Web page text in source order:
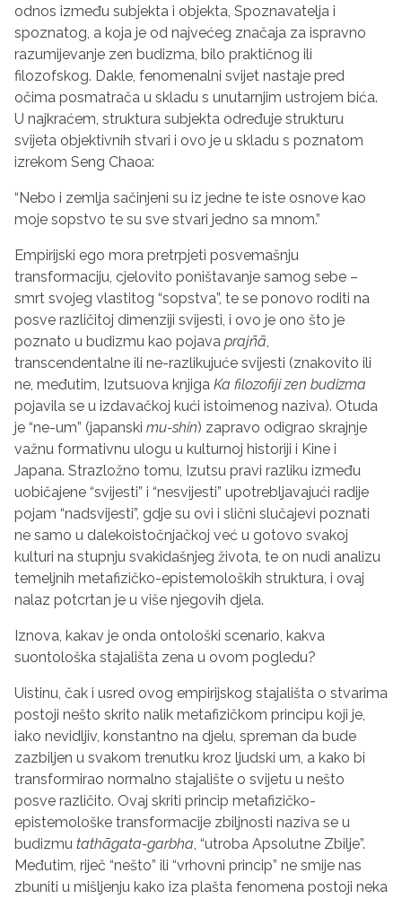
odnos između subjekta i objekta, Spoznavatelja i
spoznatog, a koja je od najvećeg značaja za ispravno
razumijevanje zen budizma, bilo praktičnog ili
filozofskog. Dakle, fenomenalni svijet nastaje pred
očima posmatrača u skladu s unutarnjim ustrojem bića.
U najkraćem, struktura subjekta određuje strukturu
svijeta objektivnih stvari i ovo je u skladu s poznatom
izrekom Seng Chaoa:
“Nebo i zemlja sačinjeni su iz jedne te iste osnove kao
moje sopstvo te su sve stvari jedno sa mnom.”
Empirijski ego mora pretrpjeti posvemašnju
transformaciju, cjelovito poništavanje samog sebe –
smrt svojeg vlastitog “sopstva”, te se ponovo roditi na
posve različitoj dimenziji svijesti, i ovo je ono što je
poznato u budizmu kao pojava prajñā,
transcendentalne ili ne-razlikujuće svijesti (znakovito ili
ne, međutim, Izutsuova knjiga Ka filozofiji zen budizma
pojavila se u izdavačkoj kući istoimenog naziva). Otuda
je “ne-um” (japanski mu-shin) zapravo odigrao skrajnje
važnu formativnu ulogu u kulturnoj historiji i Kine i
Japana. Strazložno tomu, Izutsu pravi razliku između
uobičajene “svijesti” i “nesvijesti” upotrebljavajući radije
pojam “nadsvijesti”, gdje su ovi i slični slučajevi poznati
ne samo u dalekoistočnjačkoj već u gotovo svakoj
kulturi na stupnju svakidašnjeg života, te on nudi analizu
temeljnih metafizičko-epistemoloških struktura, i ovaj
nalaz potcrtan je u više njegovih djela.
Iznova, kakav je onda ontološki scenario, kakva
suontološka stajališta zena u ovom pogledu?
Uistinu, čak i usred ovog empirijskog stajališta o stvarima
postoji nešto skrito nalik metafizičkom principu koji je,
iako nevidljiv, konstantno na djelu, spreman da bude
zazbiljen u svakom trenutku kroz ljudski um, a kako bi
transformirao normalno stajalište o svijetu u nešto
posve različito. Ovaj skriti princip metafizičko-
epistemološke transformacije zbiljnosti naziva se u
budizmu tathāgata-garbha, “utroba Apsolutne Zbilje”.
Međutim, riječ “nešto” ili “vrhovni princip” ne smije nas
zbuniti u mišljenju kako iza plašta fenomena postoji neka